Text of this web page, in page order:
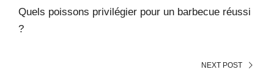
Quels poissons privilégier pour un barbecue réussi
?
NEXT POST